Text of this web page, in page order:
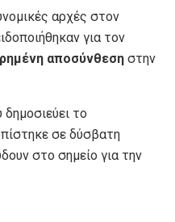
αρχές στον
για τον
αποσύνθεση στην
το
σε δύσβατη
στο σημείο για την